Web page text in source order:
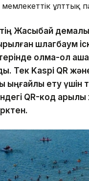
ұлттық
Жасыбай
шлагбаум
қолма-қол
Тек Kaspi QR
ыңғайлы ету үшін
QR-код